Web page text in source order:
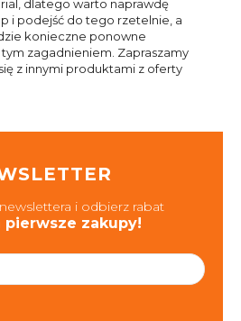
dlatego warto naprawdę
i podejść do tego rzetelnie, a
konieczne ponowne
zagadnieniem. Zapraszamy
z innymi produktami z oferty
i odbierz rabat
pierwsze zakupy!